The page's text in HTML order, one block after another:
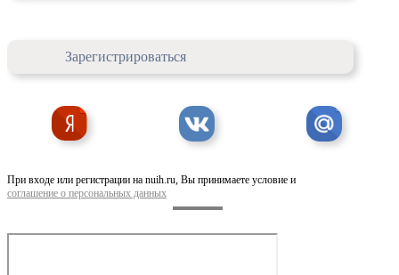
Зарегистрироваться
При входе или регистрации на nuih.ru, Вы принимаете условие и
соглашение о персональных данных